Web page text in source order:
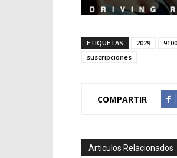
ETIQUETAS 2029
suscripciones
COMPARTIR
Articulos Relacionados